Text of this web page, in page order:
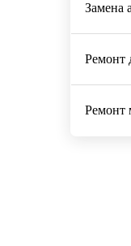
Замена
Ремонт
Ремонт